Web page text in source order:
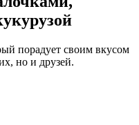
порадует своим вкусом
но и друзей.